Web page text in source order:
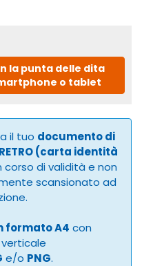
la punta delle dita
o tablet
il tuo documento di
(carta identità
corso di validità e non
scansionato ad
formato A4 con
e/o PNG.